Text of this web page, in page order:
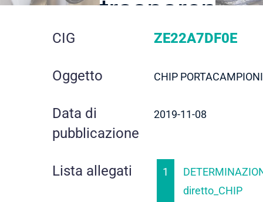
trasparente
dettaglio
gara
CIG ZE22A7DF0E
Oggetto CHIP PORTACAMPIONI
Data di
pubblicazione
2019-11-08
Lista allegati 1
diretto_CHIP